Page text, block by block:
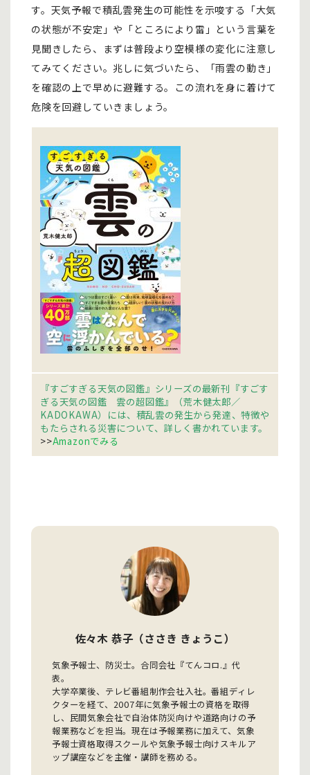
す。天気予報で積乱雲発生の可能性を示唆する「大気
の状態が不安定」や「ところにより雷」という言葉を
見聞きしたら、まずは普段より空模様の変化に注意し
てみてください。兆しに気づいたら、「雨雲の動き」
を確認の上で早めに避難する。この流れを身に着けて
危険を回避していきましょう。
『すごすぎる天気の図鑑』シリーズの最新刊『すごす
ぎる天気の図鑑 雲の超図鑑』（荒木健太郎／
KADOKAWA）には、積乱雲の発生から発達、特徴や
もたらされる災害について、詳しく書かれています。
>>Amazonでみる
佐々木 恭子（ささき きょうこ）
気象予報士、防災士。合同会社『てんコロ.』代
表。
大学卒業後、テレビ番組制作会社入社。番組ディレ
クターを経て、2007年に気象予報士の資格を取得
し、民間気象会社で自治体防災向けや道路向けの予
報業務などを担当。現在は予報業務に加えて、気象
予報士資格取得スクールや気象予報士向けスキルア
ップ講座などを主催・講師を務める。